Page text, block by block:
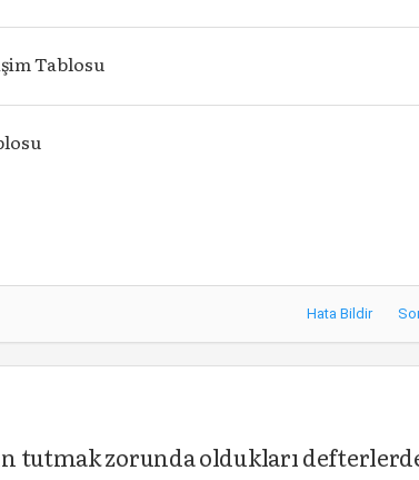
Tablosu
Hata Bildir
tutmak zorunda oldukları